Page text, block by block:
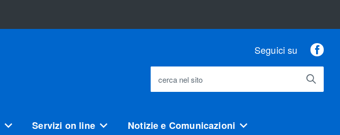
Seguici su
cerca nel sito
Servizi on line Notizie e Comunicazioni